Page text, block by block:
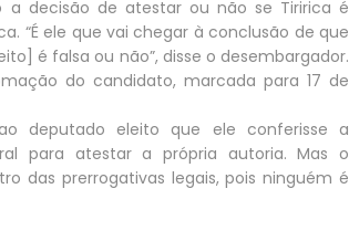
a decisão de atestar ou não se Tiririca é
“É ele que vai chegar à conclusão de que
é falsa ou não”, disse o desembargador.
do candidato, marcada para 17 de
deputado eleito que ele conferisse a
para atestar a própria autoria. Mas o
das prerrogativas legais, pois ninguém é